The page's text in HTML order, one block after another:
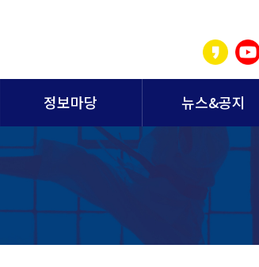
정보마당 뉴스&공지